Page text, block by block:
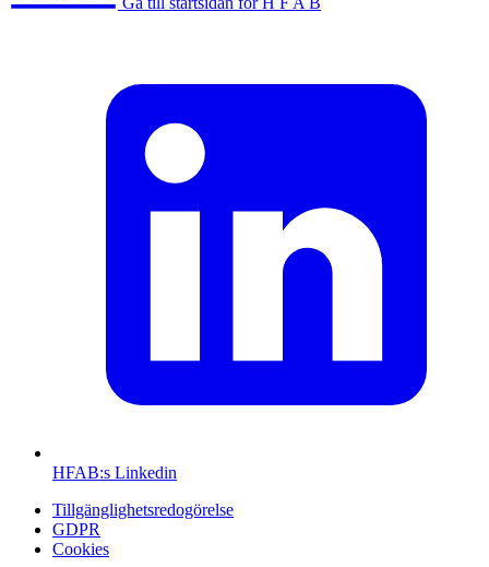
HFAB:s Linkedin
Tillgänglighetsredogörelse
GDPR
Cookies